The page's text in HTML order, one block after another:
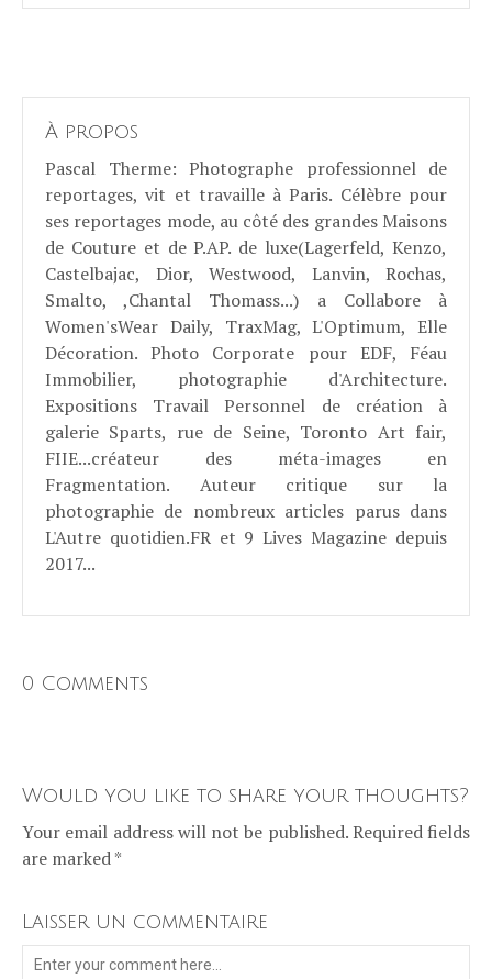
À propos
Pascal Therme: Photographe professionnel de
reportages, vit et travaille à Paris. Célèbre pour
ses reportages mode, au côté des grandes Maisons
de Couture et de P.AP. de luxe(Lagerfeld, Kenzo,
Castelbajac, Dior, Westwood, Lanvin, Rochas,
Smalto, ,Chantal Thomass...) a Collabore à
Women'sWear Daily, TraxMag, L'Optimum, Elle
Décoration. Photo Corporate pour EDF, Féau
Immobilier, photographie d'Architecture.
Expositions Travail Personnel de création à
galerie Sparts, rue de Seine, Toronto Art fair,
FIIE...créateur des méta-images en
Fragmentation. Auteur critique sur la
photographie de nombreux articles parus dans
L'Autre quotidien.FR et 9 Lives Magazine depuis
2017...
0 Comments
Would you like to share your thoughts?
Your email address will not be published. Required fields
are marked *
Laisser un commentaire